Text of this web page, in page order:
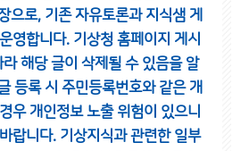
으로, 기존 자유토론과 지식샘 게
영합니다. 기상청 홈페이지 게시
해당 글이 삭제될 수 있음을 알
등록 시 주민등록번호와 같은 개
우 개인정보 노출 위험이 있으니
랍니다. 기상지식과 관련한 일부